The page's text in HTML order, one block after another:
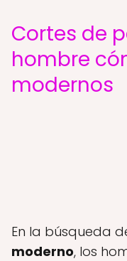
Cortes de
hombre
modernos
En la búsqueda
moderno, los